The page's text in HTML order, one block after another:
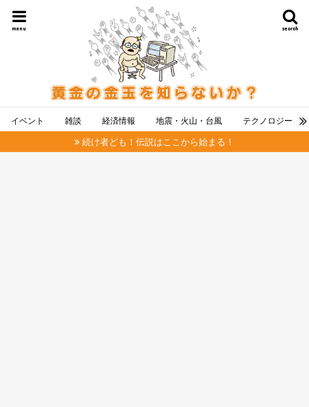
search
menu
イベント 雑談 経済情報 地震・火山・台風 テクノロジー
続け者ども！伝説はここから始まる！